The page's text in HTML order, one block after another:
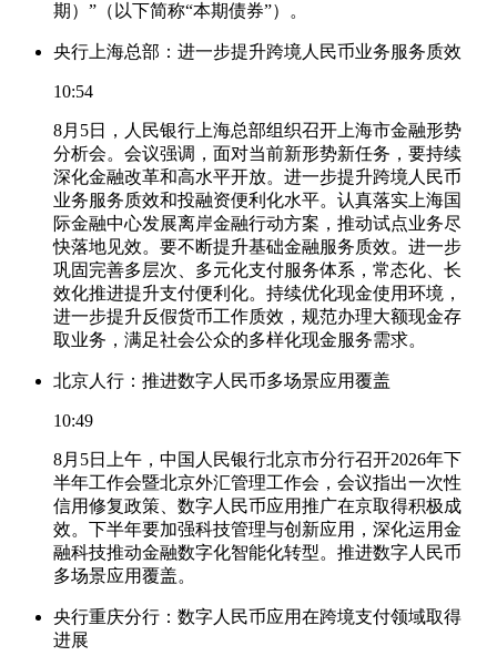
期）”（以下简称“本期债券”）。
央行上海总部：进一步提升跨境人民币业务服务质效
10:54
8月5日，人民银行上海总部组织召开上海市金融形势
分析会。会议强调，面对当前新形势新任务，要持续
深化金融改革和高水平开放。进一步提升跨境人民币
业务服务质效和投融资便利化水平。认真落实上海国
际金融中心发展离岸金融行动方案，推动试点业务尽
快落地见效。要不断提升基础金融服务质效。进一步
巩固完善多层次、多元化支付服务体系，常态化、长
效化推进提升支付便利化。持续优化现金使用环境，
进一步提升反假货币工作质效，规范办理大额现金存
取业务，满足社会公众的多样化现金服务需求。
北京人行：推进数字人民币多场景应用覆盖
10:49
8月5日上午，中国人民银行北京市分行召开2026年下
半年工作会暨北京外汇管理工作会，会议指出一次性
信用修复政策、数字人民币应用推广在京取得积极成
效。下半年要加强科技管理与创新应用，深化运用金
融科技推动金融数字化智能化转型。推进数字人民币
多场景应用覆盖。
央行重庆分行：数字人民币应用在跨境支付领域取得
进展